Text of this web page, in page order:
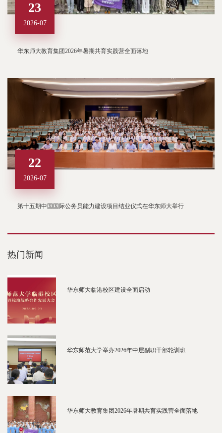
23
2026-07
华东师大教育集团2026年暑期共育实践营全面落地
22
2026-07
第十五期中国国际公务员能力建设项目结业仪式在华东师大举行
热门新闻
华东师大临港校区建设全面启动
华东师范大学举办2026年中层副职干部轮训班
华东师大教育集团2026年暑期共育实践营全面落地